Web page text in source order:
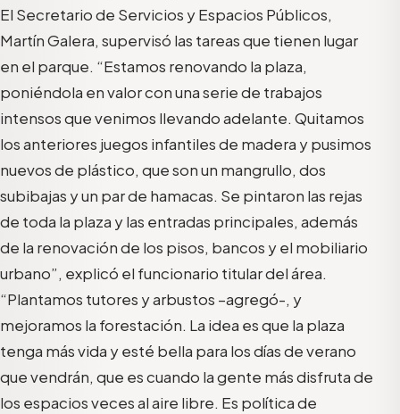
El Secretario de Servicios y Espacios Públicos,
Martín Galera, supervisó las tareas que tienen lugar
en el parque. “Estamos renovando la plaza,
poniéndola en valor con una serie de trabajos
intensos que venimos llevando adelante. Quitamos
los anteriores juegos infantiles de madera y pusimos
nuevos de plástico, que son un mangrullo, dos
subibajas y un par de hamacas. Se pintaron las rejas
de toda la plaza y las entradas principales, además
de la renovación de los pisos, bancos y el mobiliario
urbano”, explicó el funcionario titular del área.
“Plantamos tutores y arbustos –agregó-, y
mejoramos la forestación. La idea es que la plaza
tenga más vida y esté bella para los días de verano
que vendrán, que es cuando la gente más disfruta de
los espacios veces al aire libre. Es política de